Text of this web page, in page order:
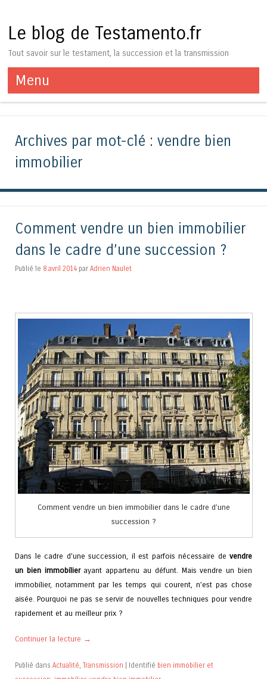
Le blog de Testamento.fr
Tout savoir sur le testament, la succession et la transmission
Menu
Aller au contenu
Archives par mot-clé : vendre bien
immobilier
Comment vendre un bien immobilier
dans le cadre d’une succession ?
Publié le 8 avril 2014 par Adrien Naulet
Comment vendre un bien immobilier dans le cadre d’une
succession ?
Dans le cadre d’une succession, il est parfois nécessaire de vendre
un bien immobilierayant appartenu au défunt. Mais vendre un bien
immobilier, notamment par les temps qui courent, n’est pas chose
aisée. Pourquoi ne pas se servir de nouvelles techniques pour vendre
rapidement et au meilleur prix ?
Continuer la lecture →
Publié dans Actualité Transmission | Identifié bien immobilier et